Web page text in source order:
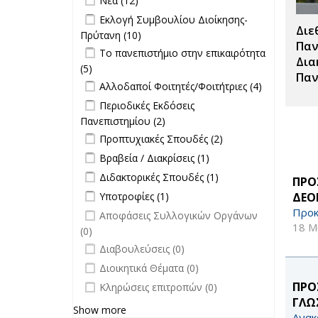
18
Σπουδές filter
Apply Εκλογή Συμβουλίου Διοίκησης-
Πρύτανη filter
Εκλογή Συμβουλίου Διοίκησης-
Πρύτανη (10)
Διοίκησης-Πρύτανη filter
Apply Το πανεπιστήμιο στην
επικαιρότητα filter
Το πανεπιστήμιο στην επικαιρότητα
(5)
επικαιρότητα filter
Apply Αλλοδαποί Φοιτητές/
Φοιτήτριες filter
Αλλοδαποί Φοιτητές/Φοιτήτριες (4)
Apply Περιοδικές Εκδόσεις
Πανεπιστημίου filter
Περιοδικές Εκδόσεις
Πανεπιστημίου (2)
Εκδόσεις
Πανεπιστημίου filter
Apply Προπτυχιακές Σπουδές filter
Προπτυχιακές Σπουδές (2)
Apply Βραβεία / Διακρίσεις filter
Βραβεία / Διακρίσεις (1)
Διακρίσεις
Apply Διδακτορικές Σπουδές filter
Διδακτορικές Σπουδές (1)
filter
Apply Υποτροφίες filter
Υποτροφίες (1)
undefined
Αποφάσεις Συλλογικών Οργάνων
(0)
undefined
Διαβουλεύσεις (0)
undefined
Διοικητικά Θέματα (0)
undefined
Κληρώσεις επιτροπών (0)
Show more